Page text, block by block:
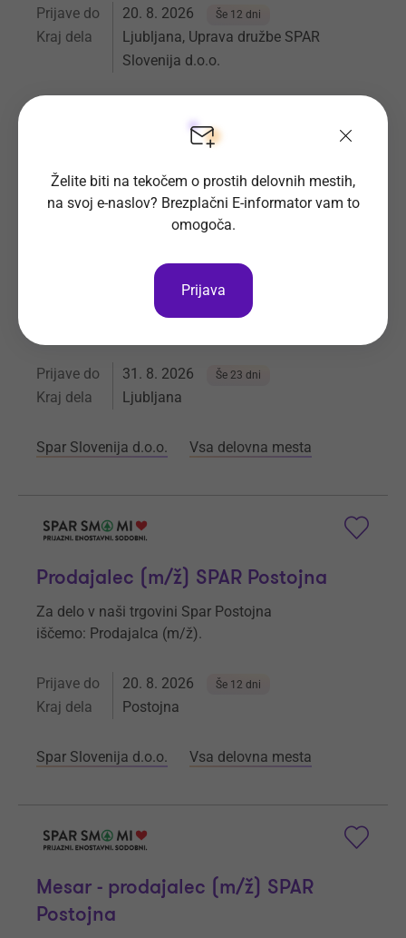
Prijave do 20. 8. 2026 Še 12 dni
Kraj dela
Ljubljana, Uprava družbe SPAR
Slovenija d.o.o.
Blagajnik-Prodajalec na oddelku TO-
GO (m/ž) Interspar Citypark
Za delo v megamarketu Interspar Citypark iščemo:
Prijave do 31. 8. 2026 Še 23 dni
Kraj dela Ljubljana
Spar Slovenija d.o.o. Vsa delovna mesta
Prodajalec (m/ž) SPAR Postojna
Za delo v naši trgovini Spar Postojna
iščemo: Prodajalca (m/ž).
Prijave do 20. 8. 2026 Še 12 dni
Kraj dela Postojna
Spar Slovenija d.o.o. Vsa delovna mesta
Mesar - prodajalec (m/ž) SPAR
Postojna
Želite biti na tekočem o prostih delovnih mestih,
na svoj e-naslov? Brezplačni E-informator vam to
omogoča.
Prijava